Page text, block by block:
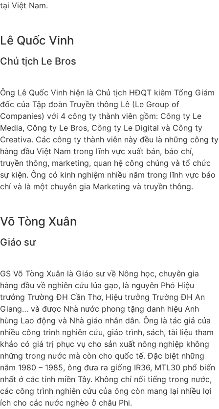
tại Việt Nam.
Lê Quốc Vinh
Chủ tịch Le Bros
Ông Lê Quốc Vinh hiện là Chủ tịch HĐQT kiêm Tổng Giám
đốc của Tập đoàn Truyền thông Lê (Le Group of
Companies) với 4 công ty thành viên gồm: Công ty Le
Media, Công ty Le Bros, Công ty Le Digital và Công ty
Creativa. Các công ty thành viên này đều là những công ty
hàng đầu Việt Nam trong lĩnh vực xuất bản, báo chí,
truyền thông, marketing, quan hệ công chúng và tổ chức
sự kiện. Ông có kinh nghiệm nhiều năm trong lĩnh vực báo
chí và là một chuyên gia Marketing và truyền thông.
Võ Tòng Xuân
Giáo sư
GS Võ Tòng Xuân là Giáo sư về Nông học, chuyên gia
hàng đầu về nghiên cứu lúa gạo, là nguyên Phó Hiệu
trưởng Trường ĐH Cần Thơ, Hiệu trưởng Trường ĐH An
Giang… và được Nhà nước phong tặng danh hiệu Anh
hùng Lao động và Nhà giáo nhân dân. Ông là tác giả của
nhiều công trình nghiên cứu, giáo trình, sách, tài liệu tham
khảo có giá trị phục vụ cho sản xuất nông nghiệp không
những trong nước mà còn cho quốc tế. Đặc biệt những
năm 1980 – 1985, ông đưa ra giống IR36, MTL30 phổ biến
nhất ở các tỉnh miền Tây. Không chỉ nổi tiếng trong nước,
các công trình nghiên cứu của ông còn mang lại nhiều lợi
ích cho các nước nghèo ở châu Phi.